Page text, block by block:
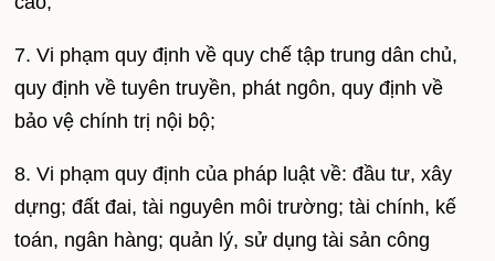
7. Vi phạm quy định về quy chế tập trung dân chủ,
quy định về tuyên truyền, phát ngôn, quy định về
bảo vệ chính trị nội bộ;
8. Vi phạm quy định của pháp luật về: đầu tư, xây
dựng; đất đai, tài nguyên môi trường; tài chính, kế
toán, ngân hàng; quản lý, sử dụng tài sản công